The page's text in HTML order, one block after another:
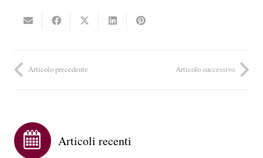
Articolo precedente Articolo successivo
Articoli recenti